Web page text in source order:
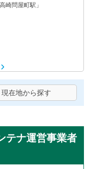
崎問屋町駅」
現在地から探す
テナ運営事業者